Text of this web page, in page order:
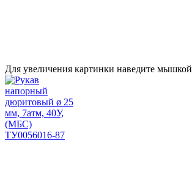
Для увеличения картинки наведите мышкой